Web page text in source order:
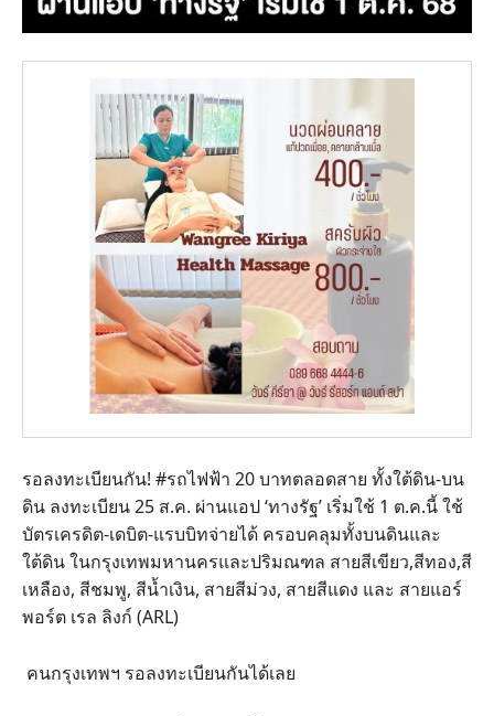
รอลงทะเบียนกัน! #รถไฟฟ้า 20 บาทตลอดสาย ทั้งใต้ดิน-บน
ดิน ลงทะเบียน 25 ส.ค. ผ่านแอป ‘ทางรัฐ’ เริ่มใช้ 1 ต.ค.นี้ ใช้
บัตรเครดิต-เดบิต-แรบบิทจ่ายได้ ครอบคลุมทั้งบนดินและ
ใต้ดิน ในกรุงเทพมหานครและปริมณฑล สายสีเขียว,สีทอง,สี
เหลือง, สีชมพู, สีน้ำเงิน, สายสีม่วง, สายสีแดง และ สายแอร์
พอร์ต เรล ลิงก์ (ARL)
คนกรุงเทพฯ รอลงทะเบียนกันได้เลย